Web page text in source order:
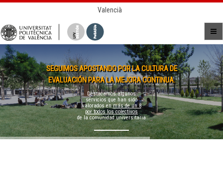
Valencià
SEGUIMOS APOSTANDO POR LA CULTURA DE
EVALUACIÓN PARA LA MEJORA CONTINUA.
Destacamos algunos
servicios que han sido
valorados enmás de un 8
por todos los colectivos
de la comunidad universitaria